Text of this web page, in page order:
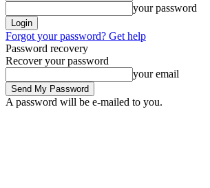
your password
Forgot your password? Get help
Password recovery
Recover your password
your email
A password will be e-mailed to you.